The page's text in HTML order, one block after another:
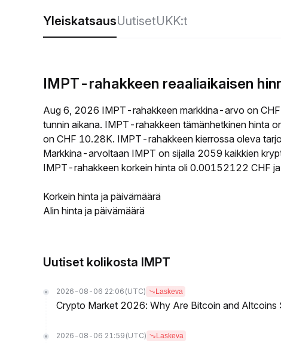
YleiskatsausUutisetUKK:t
IMPT-rahakkeen reaaliaikaisen
Aug 6, 2026 IMPT-rahakkeen markkina-arvo on
tunnin aikana. IMPT-rahakkeen tämänhetkinen hinta
on CHF 10.28K. IMPT-rahakkeen kierrossa oleva
Markkina-arvoltaan IMPT on sijalla 2059 kaikkien
IMPT-rahakkeen korkein hinta oli 0.00152122 CHF
Korkein hinta ja päivämäärä
Alin hinta ja päivämäärä
Uutiset kolikosta IMPT
2026-08-06 22:06 (UTC) Laskeva
Crypto Market 2026: Why Are Bitcoin and Altcoins
2026-08-06 21:59 (UTC) Laskeva